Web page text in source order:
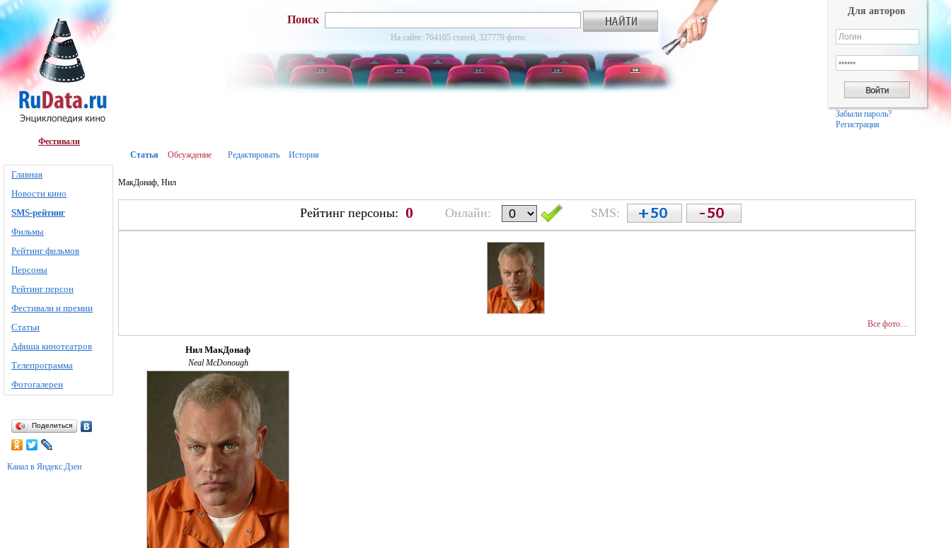
Фестивали
Главная
Новости кино
SMS-рейтинг
Фильмы
Рейтинг фильмов
Персоны
Рейтинг персон
Фестивали и премии
Статьи
Афиша кинотеатров
Телепрограмма
Фотогалереи
Поделиться
Канал в Яндекс.Дзен
Поиск
На сайте: 764105 статей, 327779 фото.
Для авторов
Забыли пароль?
Регистрация
Статья Обсуждение Редактировать История
МакДонаф, Нил
Рейтинг персоны: 0 Онлайн: SMS:
Все фото…
Нил МакДонаф
Neal McDonough